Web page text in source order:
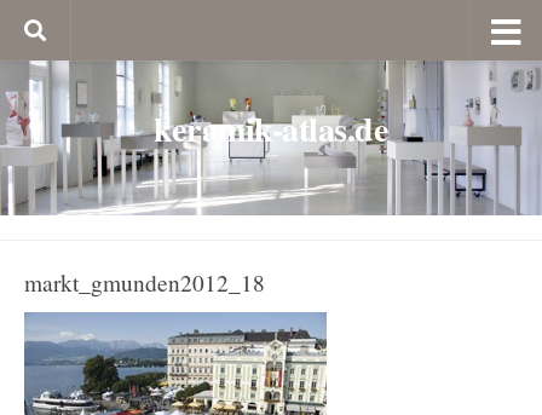
keramik-atlas.de
markt_gmunden2012_18